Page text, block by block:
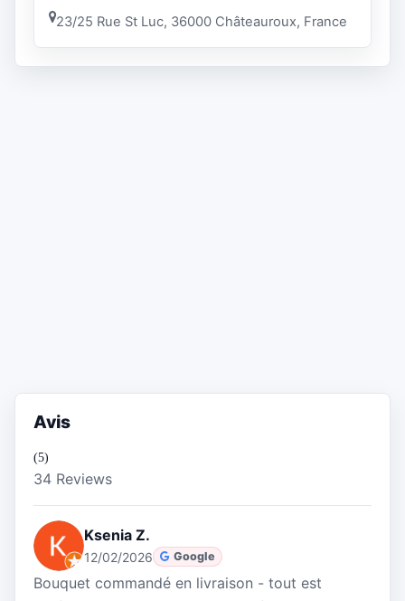
23/25 Rue St Luc, 36000 Châteauroux, France
Avis
(5)
34 Reviews
Ksenia Z.
12/02/2026 Google
Bouquet commandé en livraison - tout est